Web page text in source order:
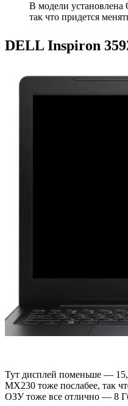
В модели установлена
так что придется
DELL Inspiron
Тут дисплей поменьше —
MX230 тоже послабее, так
ОЗУ тоже все отлично — 8